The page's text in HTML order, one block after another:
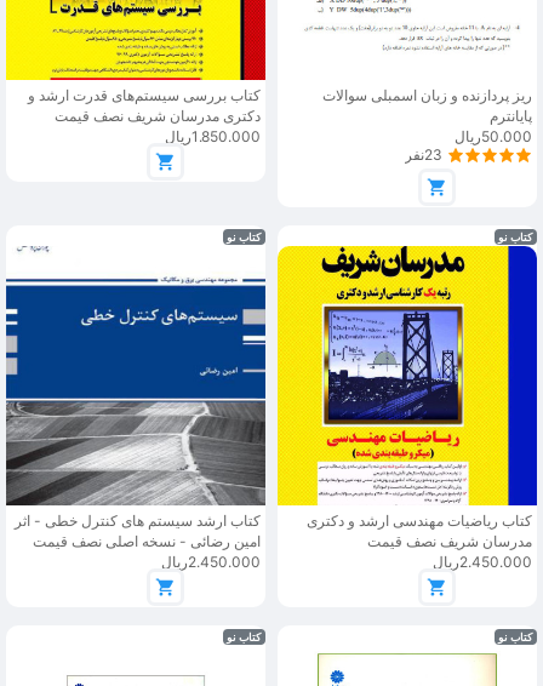
ریز پردازنده و زبان اسمبلی سوالات
پایانترم
50.000ریال
23نفر
کتاب بررسی سیستم‌های قدرت ارشد و
دکتری مدرسان شریف نصف قیمت
1.850.000ریال
کتاب نو
کتاب ریاضیات مهندسی ارشد و دکتری
مدرسان شریف نصف قیمت
2.450.000ریال
کتاب نو
کتاب ارشد سیستم های کنترل خطی - اثر
امین رضائی - نسخه اصلی نصف قیمت
2.450.000ریال
کتاب نو کتاب نو